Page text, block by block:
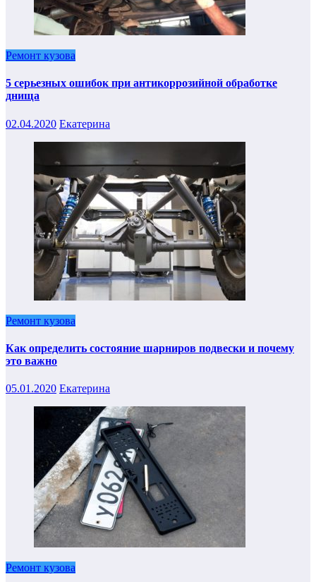
Ремонт кузова
5 серьезных ошибок при антикоррозийной обработке
днища
02.04.2020 Екатерина
Ремонт кузова
Как определить состояние шарниров подвески и почему
это важно
05.01.2020 Екатерина
Ремонт кузова